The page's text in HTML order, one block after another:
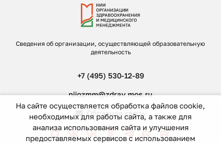
Сведения об организации, осуществляющей образовательную
деятельность
+7 (495) 530-12-89
niiozmm@zdrav.mos.ru
Обратная связь
На сайте осуществляется обработка файлов cookie,
необходимых для работы сайта, а также для
анализа использования сайта и улучшения
предоставляемых сервисов с использованием